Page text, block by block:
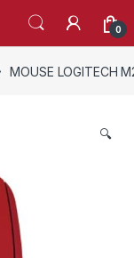
0
MOUSE LOGITECH
🔍